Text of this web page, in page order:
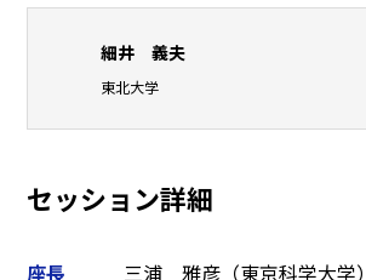
細井 義夫
東北大学
セッション詳細
座長 三浦 雅彦（東京科学大学）